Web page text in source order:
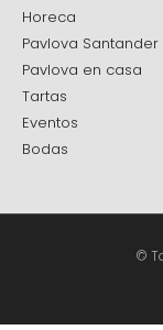
Horeca
Pavlova Santander
Pavlova en casa
Tartas
Eventos
Bodas
©